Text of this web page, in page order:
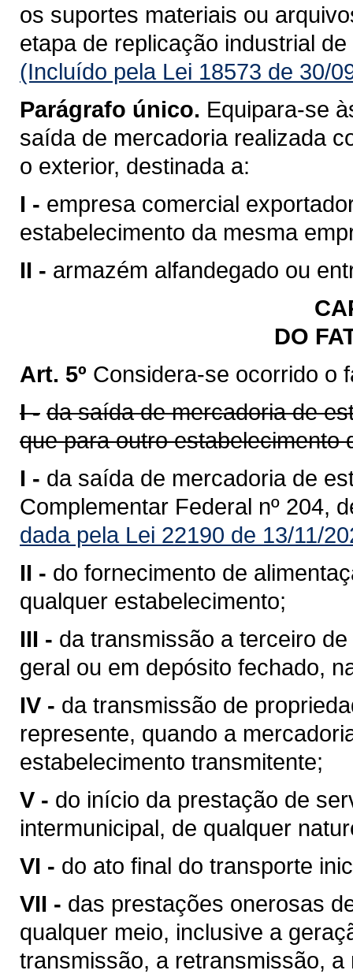
os suportes materiais ou
etapa de replicação industrial
(Incluído pela Lei 18573 de 30/
Parágrafo único. Equipara-se
saída de mercadoria realizada
o exterior, destinada a:
I - empresa comercial
estabelecimento da mesma
II - armazém alfandegado ou
DO
Art. 5º Considera-se ocorrido o
I - da saída de mercadoria de
que para outro estabelecimento
I - da saída de mercadoria de
Complementar Federal nº 204,
dada pela Lei 22190 de 13/11/
II - do fornecimento de
qualquer estabelecimento;
III - da transmissão a terceiro
geral ou em depósito fechado,
IV - da transmissão de
represente, quando a
estabelecimento transmitente;
V - do início da prestação de
intermunicipal, de qualquer
VI - do ato final do transporte
VII - das prestações onerosas
qualquer meio, inclusive a
transmissão, a retransmissão,